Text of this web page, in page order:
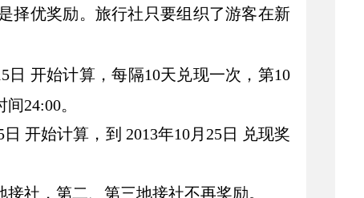
择优奖励。旅行社只要组织了游客在新
日 开始计算，每隔10天兑现一次，第10
间24:00。
日 开始计算，到 2013年10月 25日
兑现奖
社，第二、第三地接社不再奖励。